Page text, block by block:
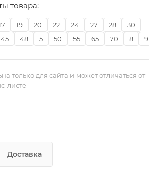
товара:
19 20 22 24 27 28
30
45 48 5 50 55 65 70 8 9
только для сайта и может отличаться от
листе
Доставка